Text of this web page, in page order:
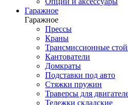
Гаражное
Гаражное
Прессы
Краны
Трансмиссионные
Кантователи
Домкраты
Подставки под авто
Стяжки пружин
Траверсы для
Тележки складские